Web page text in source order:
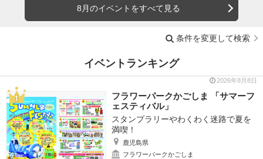
8月のイベントをすべて見る
条件を変更して検索
イベントランキング
2026年8月8日
フラワーパークかごしま 「サマーフ
ェスティバル」
スタンプラリーやわくわく迷路で夏を
満喫！
鹿児島県
フラワーパークかごしま